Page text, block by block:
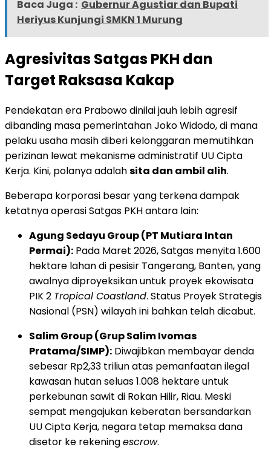
Baca Juga : Gubernur Agustiar dan Bupati
Heriyus Kunjungi SMKN 1 Murung
Agresivitas Satgas PKH dan
Target Raksasa Kakap
Pendekatan era Prabowo dinilai jauh lebih agresif
dibanding masa pemerintahan Joko Widodo, di mana
pelaku usaha masih diberi kelonggaran memutihkan
perizinan lewat mekanisme administratif UU Cipta
Kerja. Kini, polanya adalahsita dan ambil alih.
Beberapa korporasi besar yang terkena dampak
ketatnya operasi Satgas PKH antara lain:
Agung Sedayu Group (PT Mutiara Intan
Permai): Pada Maret 2026, Satgas menyita 1.600
hektare lahan di pesisir Tangerang, Banten, yang
awalnya diproyeksikan untuk proyek ekowisata
PIK 2 Tropical Coastland. Status Proyek Strategis
Nasional (PSN) wilayah ini bahkan telah dicabut.
Salim Group (Grup Salim Ivomas
Pratama/SIMP): Diwajibkan membayar denda
sebesar Rp2,33 triliun atas pemanfaatan ilegal
kawasan hutan seluas 1.008 hektare untuk
perkebunan sawit di Rokan Hilir, Riau. Meski
sempat mengajukan keberatan bersandarkan
UU Cipta Kerja, negara tetap memaksa dana
disetor ke rekeningescrow.